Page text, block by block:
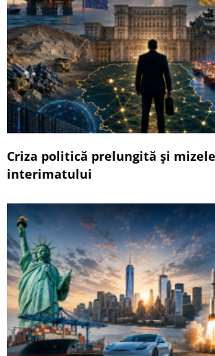
Criza politică prelungită și
interimatului